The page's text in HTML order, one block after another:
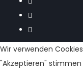
Wir verwenden
"Akzeptieren" stimmen